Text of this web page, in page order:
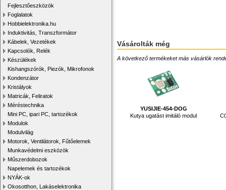
Fejlesztőeszközök
Foglalatok
Hobbielektronika.hu
Induktivitás, Transzformátor
Kábelek, Vezetékek
Kapcsolók, Relék
Készülékek
Kishangszórók, Piezók, Mikrofonok
Kondenzátor
Kristályok
Matricák, Feliratok
Méréstechnika
Mini PC, ipari PC, tartozékok
Modulok
Modulvilág
Motorok, Ventilátorok, Fűtőelemek
Munkavédelmi eszközök
Műszerdobozok
Napelemek és tartozékok
NYÁK-ok
Okosotthon, Lakáselektronika
Vásárolták még
A következő termékeket más vásárlók
YUSIJIE-454-DOG
Kutya ugatást imitáló modul